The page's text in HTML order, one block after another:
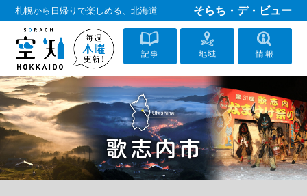
札幌から日帰りで楽しめる、北海道 そらち・デ・ビュー
記事 地域 情報